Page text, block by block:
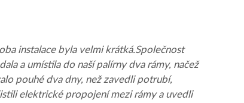
instalace byla velmi krátká.Společnost
a umístila do naší palírny dva rámy, načež
pouhé dva dny, než zavedli potrubí,
elektrické propojení mezi rámy a uvedli